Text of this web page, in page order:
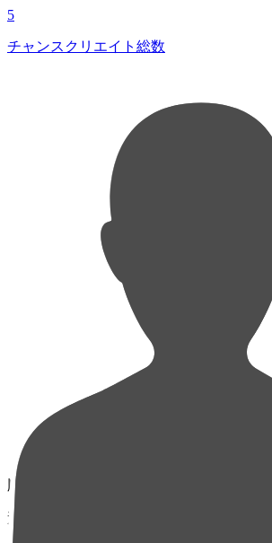
5
チャンスクリエイト総数
順位
選手名